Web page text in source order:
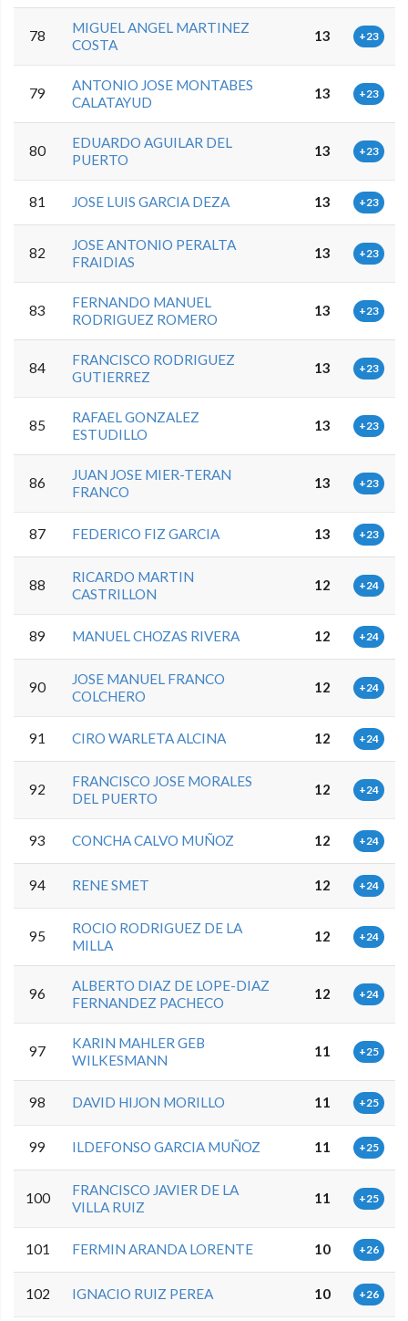
78
MIGUEL ANGEL MARTINEZ
COSTA
13 +23
79
ANTONIO JOSE MONTABES
CALATAYUD
13 +23
80
EDUARDO AGUILAR DEL
PUERTO
13 +23
81 JOSE LUIS GARCIA DEZA 13 +23
82
JOSE ANTONIO PERALTA
FRAIDIAS
13 +23
83
FERNANDO MANUEL
RODRIGUEZ ROMERO
13 +23
84
FRANCISCO RODRIGUEZ
GUTIERREZ
13 +23
85
RAFAEL GONZALEZ
ESTUDILLO
13 +23
86
JUAN JOSE MIER-TERAN
FRANCO
13 +23
87 FEDERICO FIZ GARCIA 13 +23
88
RICARDO MARTIN
CASTRILLON
12 +24
89 MANUEL CHOZAS RIVERA 12 +24
90
JOSE MANUEL FRANCO
COLCHERO
12 +24
91 CIRO WARLETA ALCINA 12 +24
92
FRANCISCO JOSE MORALES
DEL PUERTO
12 +24
93 CONCHA CALVO MUÑOZ 12 +24
94 RENE SMET 12 +24
95
ROCIO RODRIGUEZ DE LA
MILLA
12 +24
96
ALBERTO DIAZ DE LOPE-DIAZ
FERNANDEZ PACHECO
12 +24
97
KARIN MAHLER GEB
WILKESMANN
11 +25
98 DAVID HIJON MORILLO 11 +25
99 ILDEFONSO GARCIA MUÑOZ 11 +25
100
FRANCISCO JAVIER DE LA
VILLA RUIZ
11 +25
101 FERMIN ARANDA LORENTE 10 +26
102 IGNACIO RUIZ PEREA 10 +26